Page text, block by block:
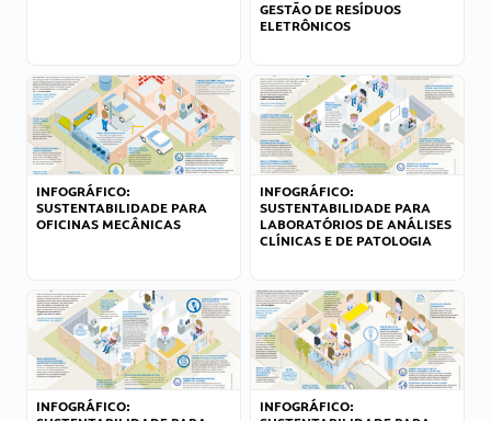
GESTÃO DE RESÍDUOS
ELETRÔNICOS
INFOGRÁFICO:
SUSTENTABILIDADE PARA
OFICINAS MECÂNICAS
INFOGRÁFICO:
SUSTENTABILIDADE PARA
LABORATÓRIOS DE ANÁLISES
CLÍNICAS E DE PATOLOGIA
INFOGRÁFICO:
INFOGRÁFICO: